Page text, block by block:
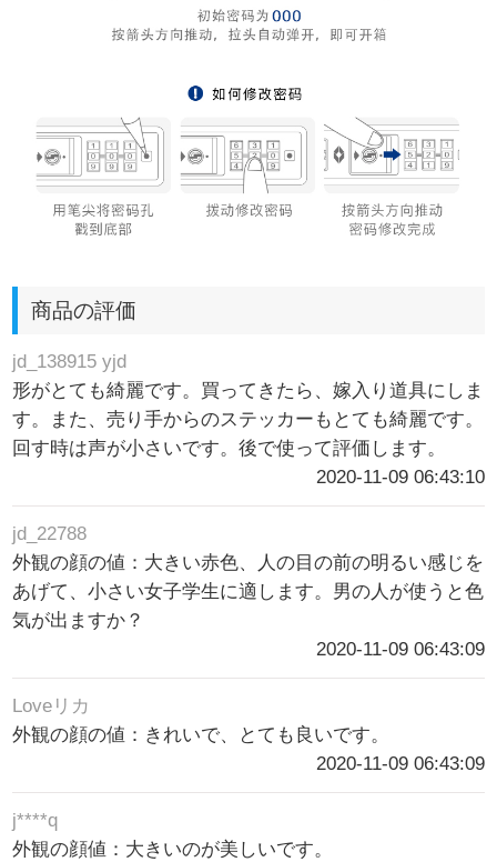
商品の評価
jd_138915 yjd
形がとても綺麗です。買ってきたら、嫁入り道具にしま
す。また、売り手からのステッカーもとても綺麗です。
回す時は声が小さいです。後で使って評価します。
2020-11-09 06:43:10
jd_22788
外観の顔の値：大きい赤色、人の目の前の明るい感じを
あげて、小さい女子学生に適します。男の人が使うと色
気が出ますか？
2020-11-09 06:43:09
Loveリカ
外観の顔の値：きれいで、とても良いです。
2020-11-09 06:43:09
j****q
外観の顔値：大きいのが美しいです。